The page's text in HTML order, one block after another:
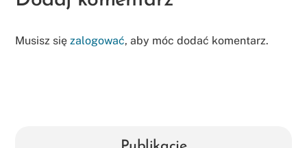
Musisz sięzalogować, aby móc dodać komentarz.